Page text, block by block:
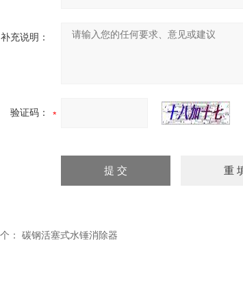
补充说明：
验证码：
： 碳钢活塞式水锤消除器